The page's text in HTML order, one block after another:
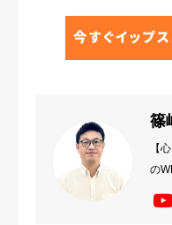
篠
【
の
で